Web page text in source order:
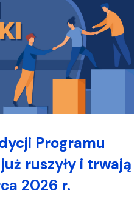
Programu
ruszyły i trwają
2026 r.